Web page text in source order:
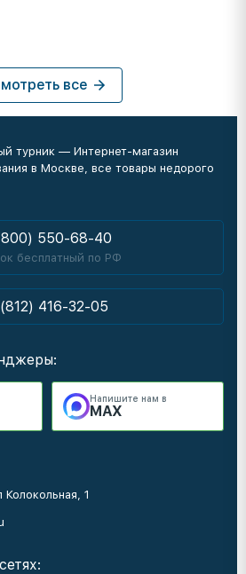
все
турник — Интернет-магазин
в Москве, все товары недорого
550-68-40
бесплатный по РФ
416-32-05
Напишите нам в
MAX
1